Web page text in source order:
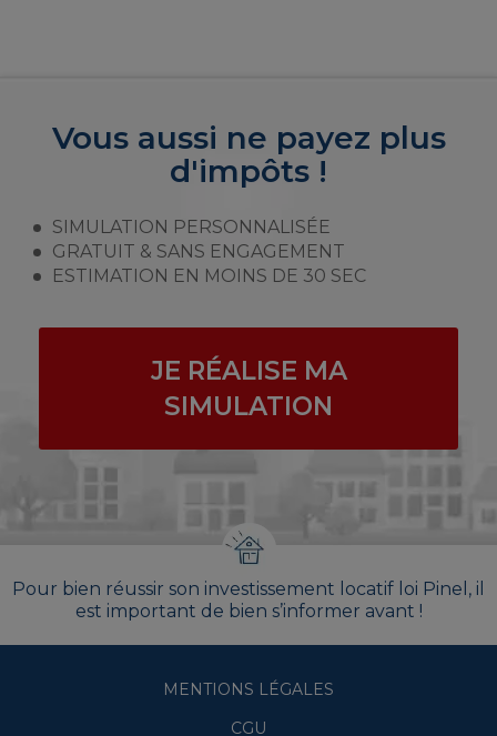
Vous aussi ne payez plus
d'impôts !
SIMULATION PERSONNALISÉE
GRATUIT & SANS ENGAGEMENT
ESTIMATION EN MOINS DE 30 SEC
JE RÉALISE MA
SIMULATION
Pour bien réussir son investissement locatif loi Pinel, il
est important de bien s’informer avant !
MENTIONS LÉGALES
CGU